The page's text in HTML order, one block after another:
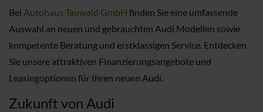
Bei Autohaus Tauwald GmbH finden Sie eine umfassende
Auswahl an neuen und gebrauchten Audi Modellen sowie
kompetente Beratung und erstklassigen Service. Entdecken
Sie unsere attraktiven Finanzierungsangebote und
Leasingoptionen für Ihren neuen Audi.
Zukunft von Audi